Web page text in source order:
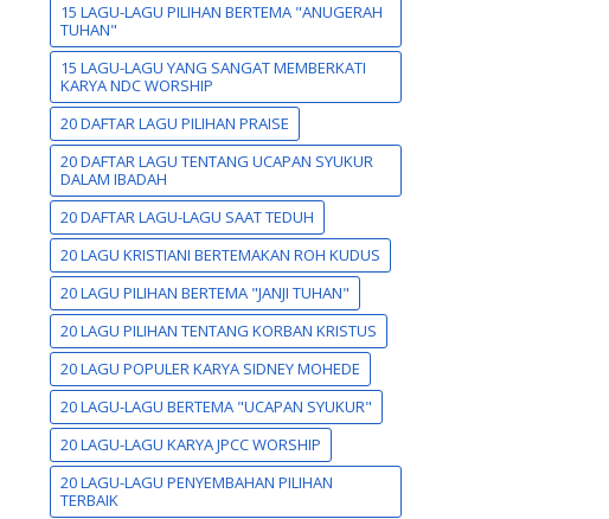
15 LAGU-LAGU PILIHAN BERTEMA "ANUGERAH
TUHAN"
15 LAGU-LAGU YANG SANGAT MEMBERKATI
KARYA NDC WORSHIP
20 DAFTAR LAGU PILIHAN PRAISE
20 DAFTAR LAGU TENTANG UCAPAN SYUKUR
DALAM IBADAH
20 DAFTAR LAGU-LAGU SAAT TEDUH
20 LAGU KRISTIANI BERTEMAKAN ROH KUDUS
20 LAGU PILIHAN BERTEMA "JANJI TUHAN"
20 LAGU PILIHAN TENTANG KORBAN KRISTUS
20 LAGU POPULER KARYA SIDNEY MOHEDE
20 LAGU-LAGU BERTEMA "UCAPAN SYUKUR"
20 LAGU-LAGU KARYA JPCC WORSHIP
20 LAGU-LAGU PENYEMBAHAN PILIHAN
TERBAIK